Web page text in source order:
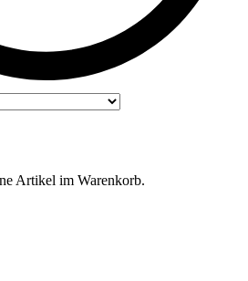
Artikel im Warenkorb.